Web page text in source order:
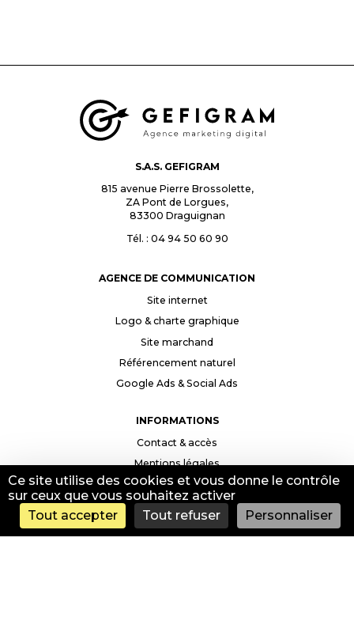
S.A.S. GEFIGRAM
815 avenue Pierre Brossolette,
ZA Pont de Lorgues,
83300 Draguignan
Tél. : 04 94 50 60 90
AGENCE DE COMMUNICATION
Site internet
Logo & charte graphique
Site marchand
Référencement naturel
Google Ads & Social Ads
INFORMATIONS
Contact & accès
Mentions légales
Politique de confidentialité
CRÉATION SITE INTERNET FRÉJUS
Ce site utilise des cookies et vous donne le contrôle
sur ceux que vous souhaitez activer
Tout accepter
Tout refuser Personnaliser